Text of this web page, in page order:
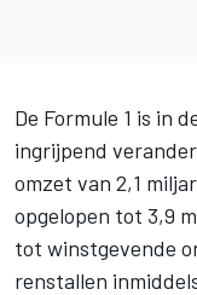
De Formule 1 is in
ingrijpend
omzet van 2,1
opgelopen tot 3,9
tot winstgevende
renstallen